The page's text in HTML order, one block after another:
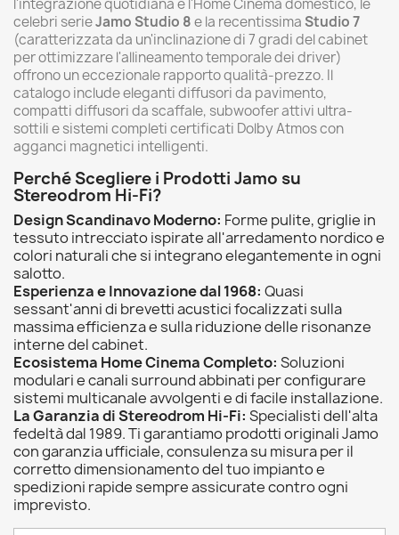
l'integrazione quotidiana e l'Home Cinema domestico, le
celebri serieJamo Studio 8e la recentissimaStudio 7
(caratterizzata da un'inclinazione di 7 gradi del cabinet
per ottimizzare l'allineamento temporale dei driver)
offrono un eccezionale rapporto qualità-prezzo. Il
catalogo include eleganti diffusori da pavimento,
compatti diffusori da scaffale, subwoofer attivi ultra-
sottili e sistemi completi certificati Dolby Atmos con
agganci magnetici intelligenti.
Perché Scegliere i Prodotti Jamo su
Stereodrom Hi-Fi?
Design Scandinavo Moderno: Forme pulite, griglie in
tessuto intrecciato ispirate all'arredamento nordico e
colori naturali che si integrano elegantemente in ogni
salotto.
Esperienza e Innovazione dal 1968: Quasi
sessant'anni di brevetti acustici focalizzati sulla
massima efficienza e sulla riduzione delle risonanze
interne del cabinet.
Ecosistema Home Cinema Completo: Soluzioni
modulari e canali surround abbinati per configurare
sistemi multicanale avvolgenti e di facile installazione.
La Garanzia di Stereodrom Hi-Fi: Specialisti dell'alta
fedeltà dal 1989. Ti garantiamo prodotti originali Jamo
con garanzia ufficiale, consulenza su misura per il
corretto dimensionamento del tuo impianto e
spedizioni rapide sempre assicurate contro ogni
imprevisto.